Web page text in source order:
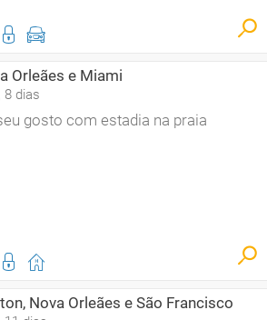
Orleães e Miami
8 dias
gosto com estadia na praia
Nova Orleães e São Francisco